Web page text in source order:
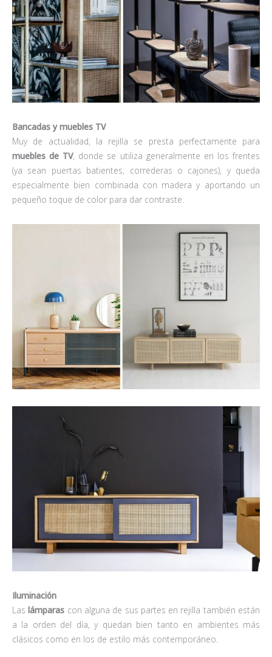
Bancadas y muebles TV
Muy de actualidad, la rejilla se presta perfectamente para
muebles de TV, donde se utiliza generalmente en los frentes
(ya sean puertas batientes, correderas o cajones), y queda
especialmente bien combinada con madera y aportando un
pequeño toque de color para dar contraste.
Iluminación
Las lámparas con alguna de sus partes en rejilla también están
a la orden del día, y quedan bien tanto en ambientes más
clásicos como en los de estilo más contemporáneo.